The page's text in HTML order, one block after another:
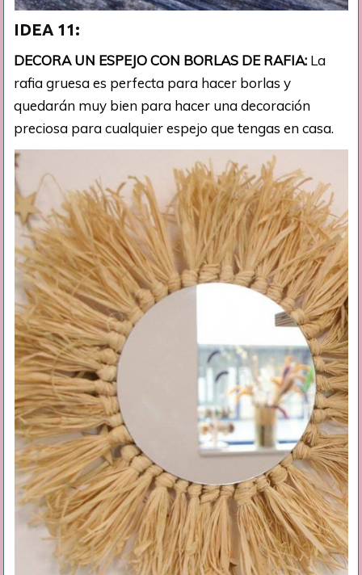
IDEA 11:
DECORA UN ESPEJO CON BORLAS DE RAFIA: La
rafia gruesa es perfecta para hacer borlas y
quedarán muy bien para hacer una decoración
preciosa para cualquier espejo que tengas en casa.